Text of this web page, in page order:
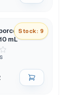
Stock: 9
mL